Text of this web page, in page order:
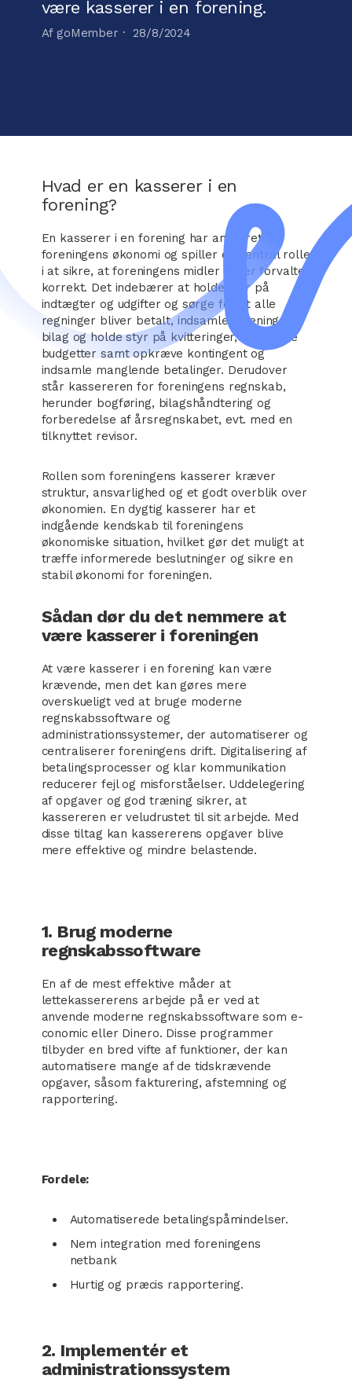
være kasserer i en forening.
Af goMember ·28/8/2024
Hvad er en kasserer i en
forening?
En kasserer i en forening har ansvaret for
foreningens økonomi og spiller en central rolle
i at sikre, at foreningens midler bliver forvaltet
korrekt. Det indebærer at holde styr på
indtægter og udgifter og sørge for at alle
regninger bliver betalt, indsamle foreningens
bilag og holde styr på kvitteringer, udarbejde
budgetter samt opkræve kontingent og
indsamle manglende betalinger. Derudover
står kassereren for foreningens regnskab,
herunder bogføring, bilagshåndtering og
forberedelse af årsregnskabet, evt. med en
tilknyttet revisor.
Rollen som foreningens kasserer kræver
struktur, ansvarlighed og et godt overblik over
økonomien. En dygtig kasserer har et
indgående kendskab til foreningens
økonomiske situation, hvilket gør det muligt at
træffe informerede beslutninger og sikre en
stabil økonomi for foreningen.
Sådan dør du det nemmere at
være kasserer i foreningen
At være kasserer i en forening kan være
krævende, men det kan gøres mere
overskueligt ved at bruge moderne
regnskabssoftware og
administrationssystemer, der automatiserer og
centraliserer foreningens drift. Digitalisering af
betalingsprocesser og klar kommunikation
reducerer fejl og misforståelser. Uddelegering
af opgaver og god træning sikrer, at
kassereren er veludrustet til sit arbejde. Med
disse tiltag kan kassererens opgaver blive
mere effektive og mindre belastende.
1. Brug moderne
regnskabssoftware
En af de mest effektive måder at
lettekassererens arbejde på er ved at
anvende moderne regnskabssoftware som e-
conomic eller Dinero. Disse programmer
tilbyder en bred vifte af funktioner, der kan
automatisere mange af de tidskrævende
opgaver, såsom fakturering, afstemning og
rapportering.
Fordele:
Automatiserede betalingspåmindelser.
Nem integration med foreningens
netbank
Hurtig og præcis rapportering.
2. Implementér et
administrationssystem